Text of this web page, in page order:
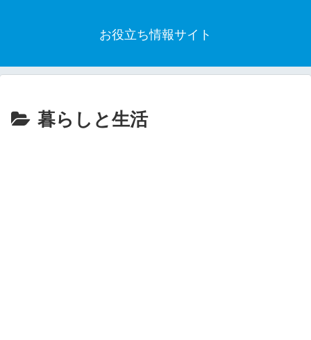
お役立ち情報サイト
暮らしと生活